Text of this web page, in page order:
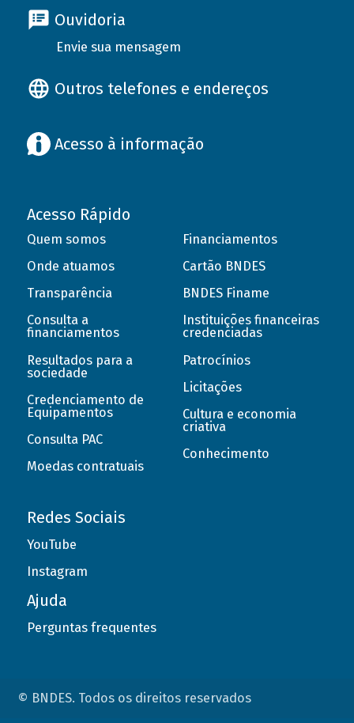
Ouvidoria
Envie sua mensagem
Outros telefones e endereços
Acesso à informação
Acesso Rápido
Quem somos
Onde atuamos
Transparência
Consulta a
financiamentos
Resultados para a
sociedade
Credenciamento de
Equipamentos
Consulta PAC
Moedas contratuais
Financiamentos
Cartão BNDES
BNDES Finame
Instituições financeiras
credenciadas
Patrocínios
Licitações
Cultura e economia
criativa
Conhecimento
Redes Sociais
YouTube
Instagram
Ajuda
Perguntas frequentes
© BNDES. Todos os direitos reservados